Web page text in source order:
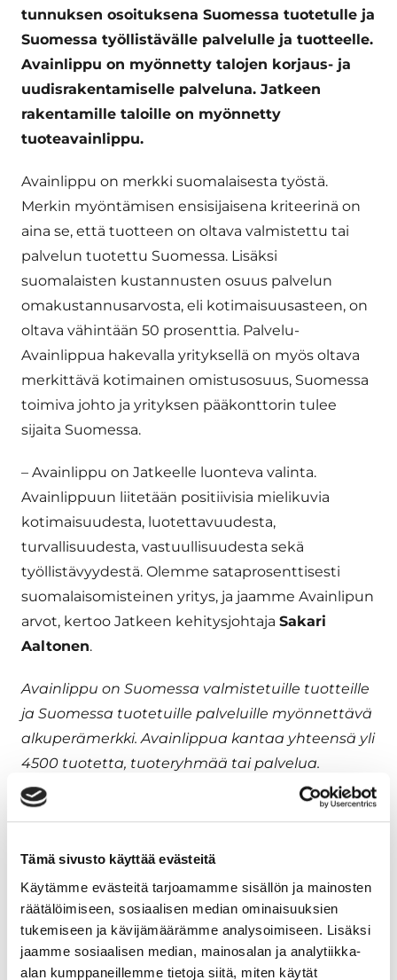
Tämä sivusto käyttää evästeitä
Käytämme evästeitä tarjoamamme sisällön ja mainosten
räätälöimiseen, sosiaalisen median ominaisuuksien
tukemiseen ja kävijämäärämme analysoimiseen. Lisäksi
jaamme sosiaalisen median, mainosalan ja analytiikka-
alan kumppaneillemme tietoja siitä, miten käytät
tunnuksen osoituksena Suomessa tuotetulle ja
Suomessa työllistävälle palvelulle ja tuotteelle.
Avainlippu on myönnetty talojen korjaus- ja
uudisrakentamiselle palveluna. Jatkeen
rakentamille taloille on myönnetty
tuoteavainlippu.
Avainlippu on merkki suomalaisesta työstä.
Merkin myöntämisen ensisijaisena kriteerinä on
aina se, että tuotteen on oltava valmistettu tai
palvelun tuotettu Suomessa. Lisäksi
suomalaisten kustannusten osuus palvelun
omakustannusarvosta, eli kotimaisuusasteen, on
oltava vähintään 50 prosenttia. Palvelu-
Avainlippua hakevalla yrityksellä on myös oltava
merkittävä kotimainen omistusosuus, Suomessa
toimiva johto ja yrityksen pääkonttorin tulee
sijaita Suomessa.
– Avainlippu on Jatkeelle luonteva valinta.
Avainlippuun liitetään positiivisia mielikuvia
kotimaisuudesta, luotettavuudesta,
turvallisuudesta, vastuullisuudesta sekä
työllistävyydestä. Olemme sataprosenttisesti
suomalaisomisteinen yritys, ja jaamme Avainlipun
arvot, kertoo Jatkeen kehitysjohtaja Sakari
Aaltonen.
Avainlippu on Suomessa valmistetuille tuotteille
ja Suomessa tuotetuille palveluille myönnettävä
alkuperämerkki. Avainlippua kantaa yhteensä yli
4500 tuotetta, tuoteryhmää tai palvelua.
www.suomalainentyo.fi/yrityksille/avainlippu/
suomalaisen työn arvostus kasvaa ja
suomalainen työ menestyy. Liitto hallinnoi
suomalaisesta työstä kertovia merkkejä ja
vaikuttaa ostopäätöksiin, jotta työpaikat
säilyvät ja uusia syntyy.www.suomalainentyo.fi